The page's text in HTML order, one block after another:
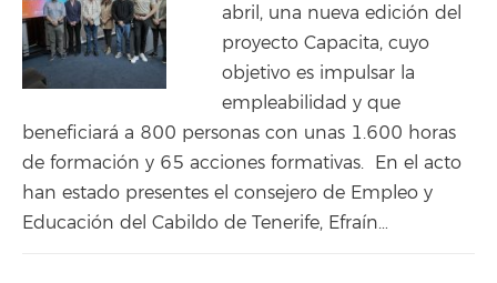
abril, una nueva edición del
proyecto Capacita, cuyo
objetivo es impulsar la
empleabilidad y que
beneficiará a 800 personas con unas 1.600 horas
de formación y 65 acciones formativas. En el acto
han estado presentes el consejero de Empleo y
Educación del Cabildo de Tenerife, Efraín…